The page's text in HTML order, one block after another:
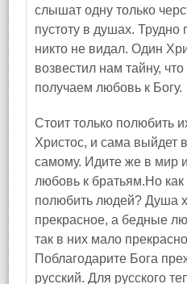
слышат одну только
пустоту в душах. Трудно
никто не видал. Один
возвестил нам тайну,
получаем любовь к Богу.
Стоит только полюбить
Христос, и сама выйдет
самому. Идите же в мир
любовь к братьям.Но
полюбить людей? Душа
прекрасное, а бедные
так в них мало
Поблагодарите Бога
русский. Для русского